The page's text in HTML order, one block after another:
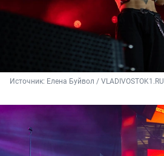
Источник: Елена Буйвол / VLADIVOSTOK1.RU